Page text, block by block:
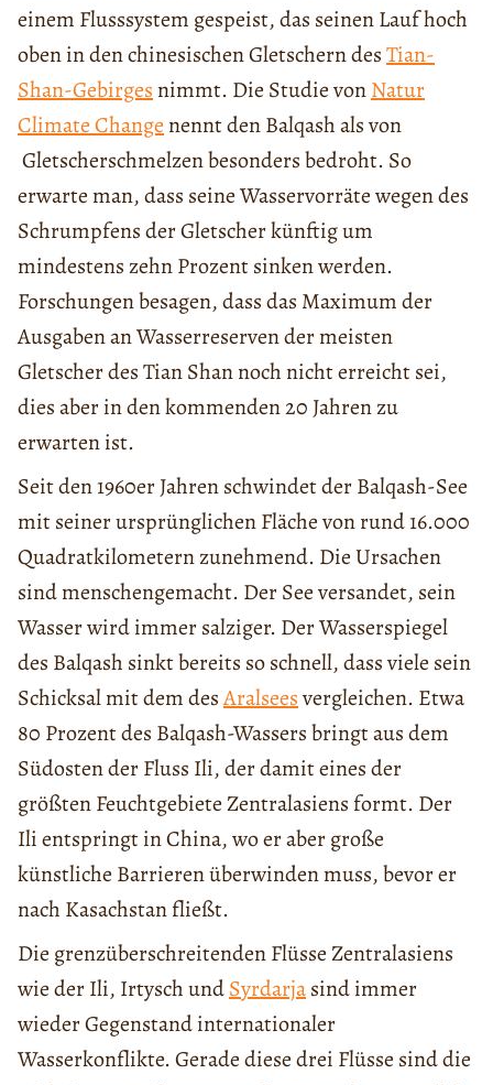
einem Flusssystem gespeist, das seinen Lauf hoch
oben in den chinesischen Gletschern desTian-
Shan-Gebirgesnimmt. Die Studie vonNatur
Climate Changenennt den Balqash als von
Gletscherschmelzen besonders bedroht. So
erwarte man, dass seine Wasservorräte wegen des
Schrumpfens der Gletscher künftig um
mindestens zehn Prozent sinken werden.
Forschungen besagen, dass das Maximum der
Ausgaben an Wasserreserven der meisten
Gletscher des Tian Shan noch nicht erreicht sei,
dies aber in den kommenden 20 Jahren zu
erwarten ist.
Seit den 1960er Jahren schwindet der Balqash-See
mit seiner ursprünglichen Fläche von rund 16.000
Quadratkilometern zunehmend. Die Ursachen
sind menschengemacht. Der See versandet, sein
Wasser wird immer salziger. Der Wasserspiegel
des Balqash sinkt bereits so schnell, dass viele sein
Schicksal mit dem desAralseesvergleichen. Etwa
80 Prozent des Balqash-Wassers bringt aus dem
Südosten der Fluss Ili, der damit eines der
größten Feuchtgebiete Zentralasiens formt. Der
Ili entspringt in China, wo er aber große
künstliche Barrieren überwinden muss, bevor er
nach Kasachstan fließt.
Die grenzüberschreitenden Flüsse Zentralasiens
wie der Ili, Irtysch undSyrdarjasind immer
wieder Gegenstand internationaler
Wasserkonflikte. Gerade diese drei Flüsse sind die